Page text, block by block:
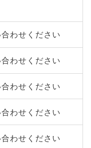
わせください
わせください
わせください
わせください
わせください